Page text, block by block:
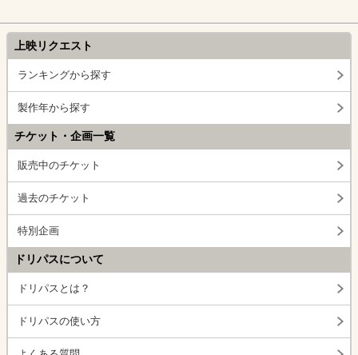
上映リクエスト
ランキングから探す
製作年から探す
チケット・企画一覧
販売中のチケット
過去のチケット
特別企画
ドリパスについて
ドリパスとは？
ドリパスの使い方